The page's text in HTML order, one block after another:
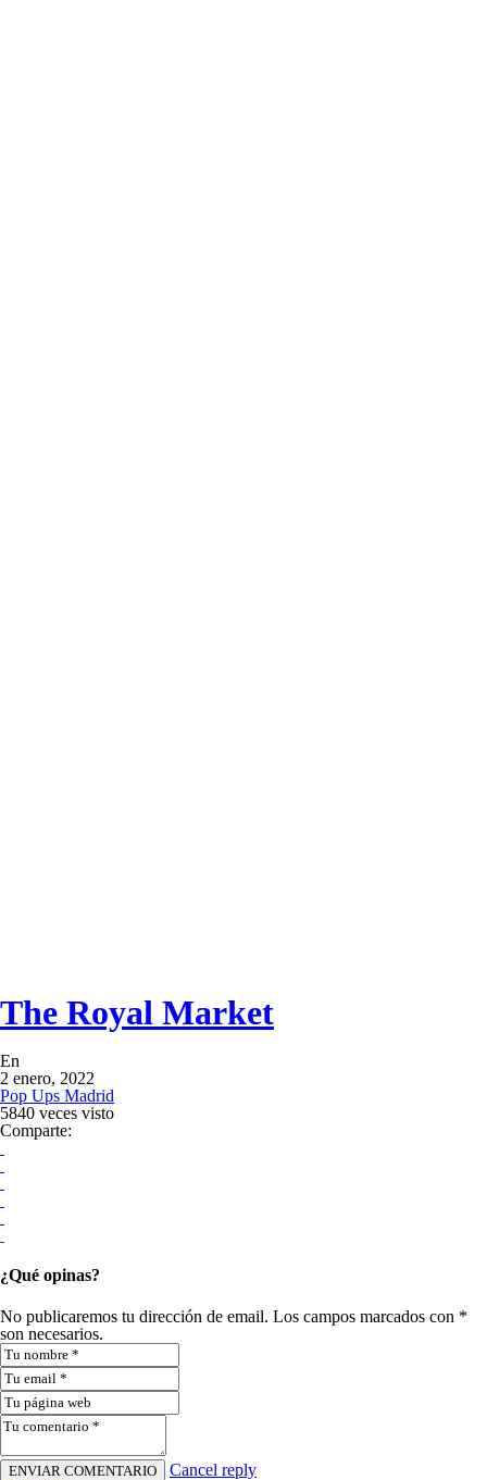
The Royal Market
En
2 enero, 2022
Pop Ups Madrid
5840 veces visto
Comparte:
¿Qué opinas?
No publicaremos tu dirección de email. Los campos marcados con *
son necesarios.
Cancel reply